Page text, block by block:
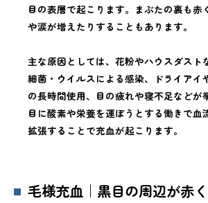
目の表層で起こります。まぶたの裏も赤
や涙が増えたりすることもあります。
主な原因としては、花粉やハウスダスト
細菌・ウイルスによる感染、ドライアイ
の長時間使用、目の疲れや寝不足などが
目に酸素や栄養を運ぼうとする働きで血
拡張することで充血が起こります。
毛様充血｜黒目の周辺が赤